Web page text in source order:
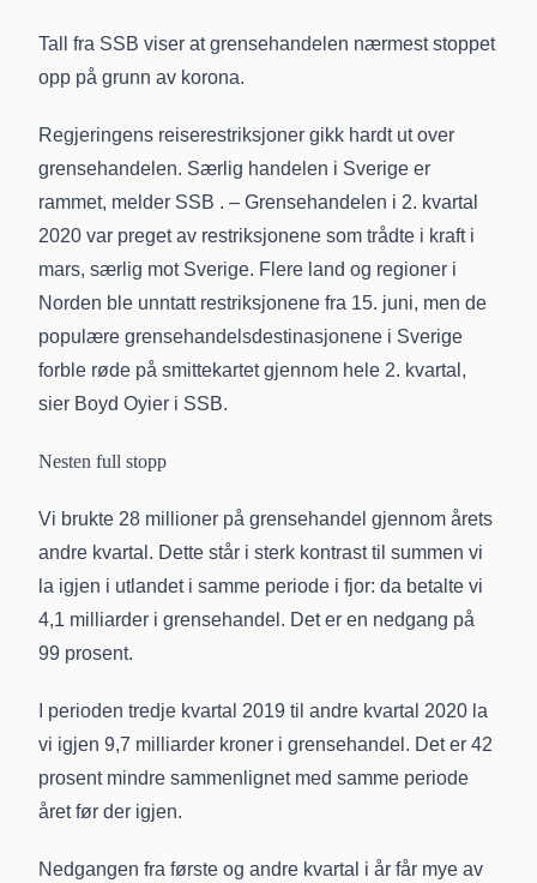
Tall fra SSB viser at grensehandelen nærmest stoppet
opp på grunn av korona.
Regjeringens reiserestriksjoner gikk hardt ut over
grensehandelen. Særlig handelen i Sverige er
rammet, melder SSB . – Grensehandelen i 2. kvartal
2020 var preget av restriksjonene som trådte i kraft i
mars, særlig mot Sverige. Flere land og regioner i
Norden ble unntatt restriksjonene fra 15. juni, men de
populære grensehandelsdestinasjonene i Sverige
forble røde på smittekartet gjennom hele 2. kvartal,
sier Boyd Oyier i SSB.
Nesten full stopp
Vi brukte 28 millioner på grensehandel gjennom årets
andre kvartal. Dette står i sterk kontrast til summen vi
la igjen i utlandet i samme periode i fjor: da betalte vi
4,1 milliarder i grensehandel. Det er en nedgang på
99 prosent.
I perioden tredje kvartal 2019 til andre kvartal 2020 la
vi igjen 9,7 milliarder kroner i grensehandel. Det er 42
prosent mindre sammenlignet med samme periode
året før der igjen.
Nedgangen fra første og andre kvartal i år får mye av